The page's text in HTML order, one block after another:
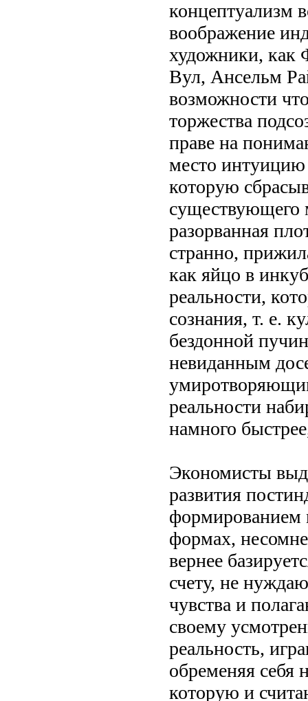
концептуализм
воображение
художники, как
Вул, Ансельм
возможности
торжества
праве на
место интуицию
которую
существующего
разорванная
странно,
как яйцо в
реальности,
сознания, т. е.
бездонной
невиданным
реальности
намного
Экономисты
развития
формированием
формах,
вернее
счету, не
чувства и
своему
реальность,
обременяя себя
которую и